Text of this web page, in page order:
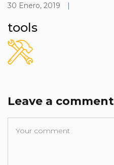
30 Enero, 2019 |
tools
Leave a comment